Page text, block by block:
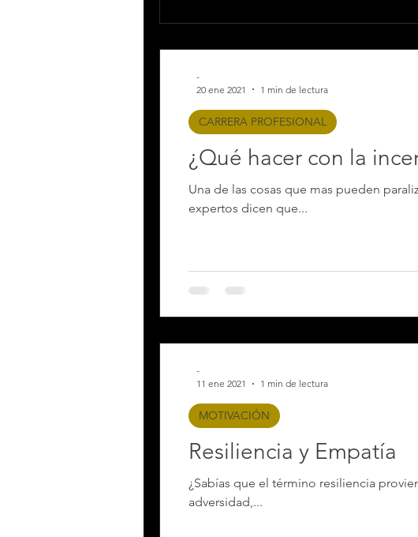
¿Qué hacer con la
Una de las cosas que mas pueden
expertos dicen que...
CARRERA PROFESIONAL
-
20 ene 2021
1 min de lectura
Resiliencia y Empatía
¿Sabías que el término resiliencia
adversidad,...
MOTIVACIÓN
-
11 ene 2021
1 min de lectura